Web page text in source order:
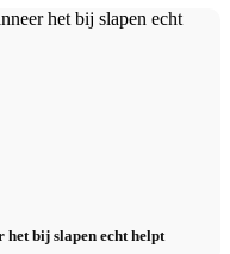
bij slapen echt helpt